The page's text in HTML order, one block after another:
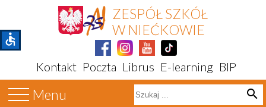
ZESPÓŁ SZKÓŁ
W NIEĆKOWIE
Kontakt Poczta Librus E-learning BIP
Menu search
accessible